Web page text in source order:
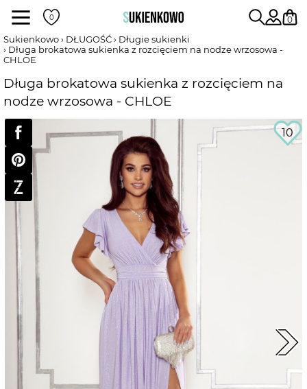
Sukienki
POKAŻ WSZYSTKIE SUKIENKI
DŁUGOŚĆ
RODZAJ
DEKOLT
WEDŁUG KOLORU
0
Sukienkowo
DŁUGOŚĆ
Długie sukienki
Długa brokatowa sukienka z rozcięciem na nodze wrzosowa -
CHLOE
Długa brokatowa sukienka z rozcięciem na
nodze wrzosowa - CHLOE
10